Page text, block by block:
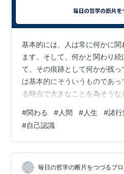
基本的には、人は常に何かに
ます。そして、何かと関わり
て、その痕跡として何かが残っ
は基本的にそういうものであ
る時点で大きなことを為そうな
目的を持ってそれに向かって何
はあるでしょうが、そうでなく
続ける事で、何かが為されて
ます。目的やゴールを設定し
も、それらを設定せずに何かを
#関わる #人間 #人生 #諸行
#自己認識
毎日の哲学の断片をつづるブ